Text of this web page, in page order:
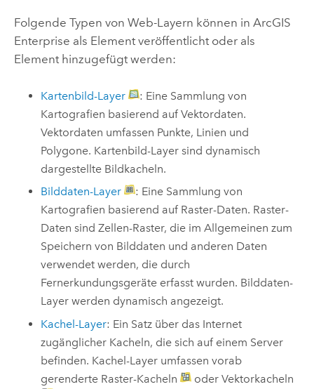
Folgende Typen von Web-Layern können in ArcGIS
Enterprise als Element veröffentlicht oder als
Element hinzugefügt werden:
Kartenbild-Layer
: Eine Sammlung von
Kartografien basierend auf Vektordaten.
Vektordaten umfassen Punkte, Linien und
Polygone. Kartenbild-Layer sind dynamisch
dargestellte Bildkacheln.
Bilddaten-Layer
: Eine Sammlung von
Kartografien basierend auf Raster-Daten. Raster-
Daten sind Zellen-Raster, die im Allgemeinen zum
Speichern von Bilddaten und anderen Daten
verwendet werden, die durch
Fernerkundungsgeräte erfasst wurden. Bilddaten-
Layer werden dynamisch angezeigt.
Kachel-Layer: Ein Satz über das Internet
zugänglicher Kacheln, die sich auf einem Server
befinden. Kachel-Layer umfassen vorab
gerenderte Raster-Kacheln
oder Vektorkacheln